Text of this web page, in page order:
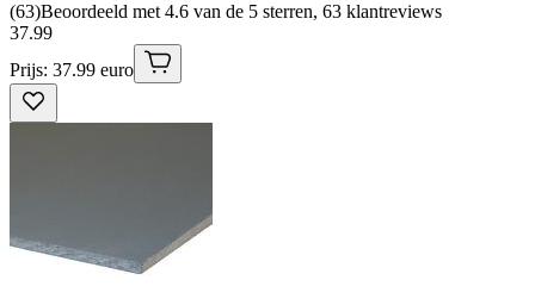
(63)Beoordeeld met 4.6 van de 5 sterren, 63 klantreviews
37.99
Prijs: 37.99 euro